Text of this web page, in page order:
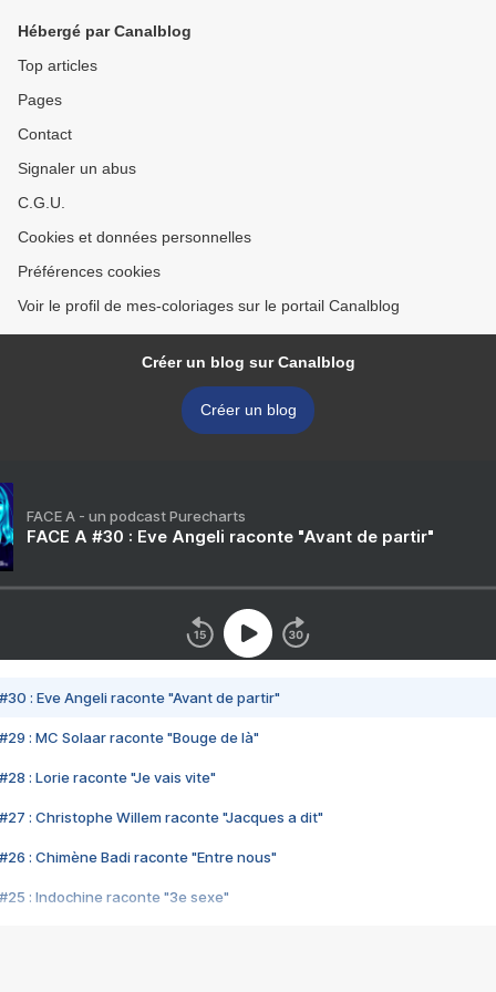
Hébergé par Canalblog
Top articles
Pages
Contact
Signaler un abus
C.G.U.
Cookies et données personnelles
Préférences cookies
Voir le profil de mes-coloriages sur le portail Canalblog
Créer un blog sur Canalblog
Créer un blog
FACE A - un podcast Purecharts
FACE A #30 : Eve Angeli raconte "Avant de partir"
#30 : Eve Angeli raconte "Avant de partir"
#29 : MC Solaar raconte "Bouge de là"
#28 : Lorie raconte "Je vais vite"
#27 : Christophe Willem raconte "Jacques a dit"
#26 : Chimène Badi raconte "Entre nous"
#25 : Indochine raconte "3e sexe"